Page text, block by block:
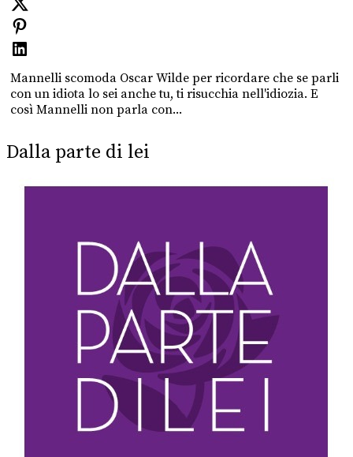
Mannelli scomoda Oscar Wilde per ricordare che se parli
con un idiota lo sei anche tu, ti risucchia nell'idiozia. E
così Mannelli non parla con...
Dalla parte di lei